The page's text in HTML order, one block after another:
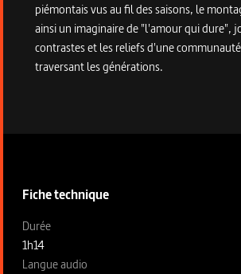
piémontais vus au fil des saisons, le
ainsi un imaginaire de "l'amour qui dure",
contrastes et les reliefs d'une
traversant les générations.
Fiche technique
Fiche technique section gauche
Durée
1h14
Langue audio